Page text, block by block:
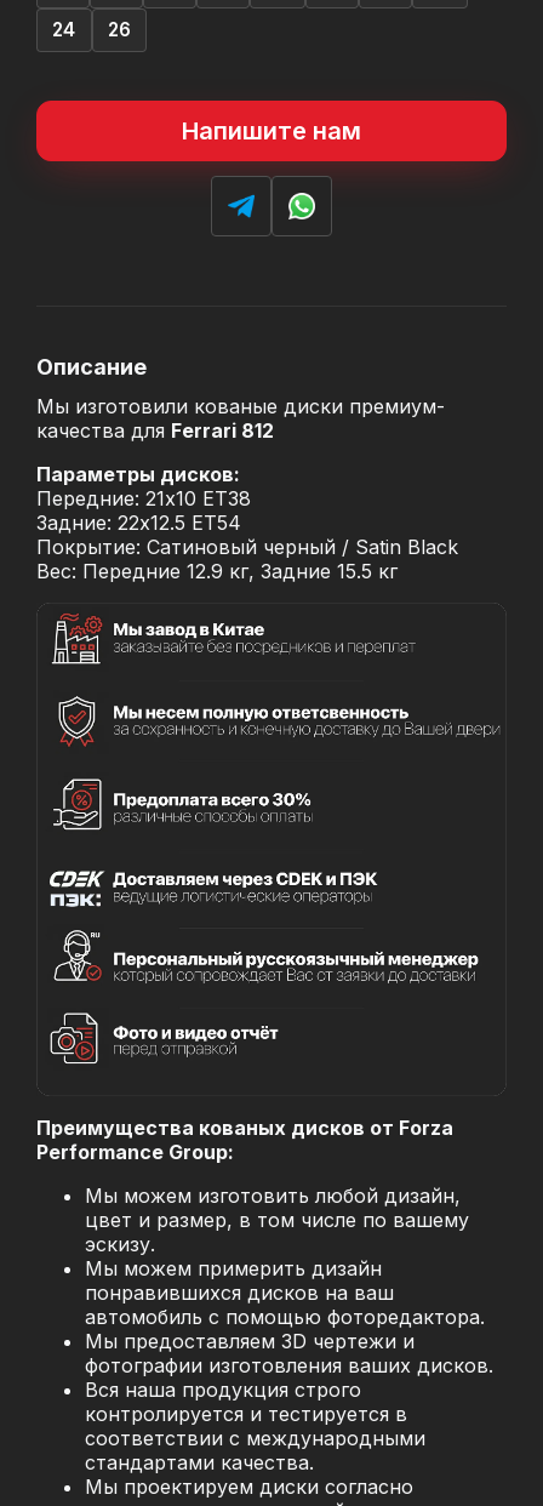
24
26
Напишите нам
Описание
Мы изготовили кованые диски премиум-
качества для Ferrari 812
Параметры дисков:
Передние: 21x10 ET38
Задние: 22x12.5 ET54
Покрытие: Сатиновый черный / Satin Black
Вес: Передние 12.9 кг, Задние 15.5 кг
Преимущества кованых дисков от Forza
Performance Group:
Мы можем изготовить любой дизайн,
цвет и размер, в том числе по вашему
эскизу.
Мы можем примерить дизайн
понравившихся дисков на ваш
автомобиль с помощью фоторедактора.
Мы предоставляем 3D чертежи и
фотографии изготовления ваших дисков.
Вся наша продукция строго
контролируется и тестируется в
соответствии с международными
стандартами качества.
Мы проектируем диски согласно